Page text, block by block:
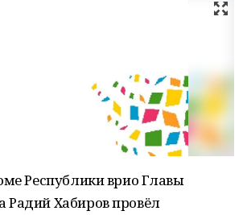
Республики врио Главы
Радий Хабиров провёл